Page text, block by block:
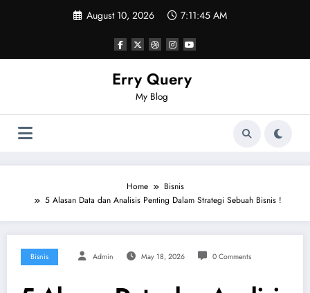
August 10, 2026 7:11:46 AM
Erry Query
My Blog
Home
Bisnis
5 Alasan Data dan Analisis Penting Dalam Strategi Sebuah Bisnis !
Bisnis Admin May 18, 2026 0 Comments